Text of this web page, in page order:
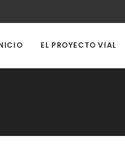
EL PROYECTO VIAL